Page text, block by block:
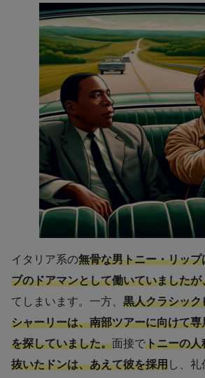
イタリア系の無骨な男トニー・リッ
ブのドアマンとして働いていました
てしまいます。一方、 黒人クラシッ
シャーリーは、南部ツアーに向けて
を探していました。面接でトニーの人
抜いたドンは、あえて彼を採用し、